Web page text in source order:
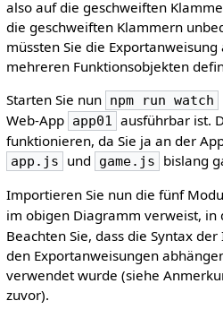
also auf die geschweiften
die geschweiften Klammern
müssten Sie die
mehreren Funktionsobjekten
Starten Sie nun npm run watch
Web-App app01 ausführbar ist.
funktionieren, da Sie ja an der
app.js und game.js
bislang
Importieren Sie nun die fünf
im obigen Diagramm verweist, in
Beachten Sie, dass die Syntax
den Exportanweisungen
verwendet wurde (siehe
zuvor).